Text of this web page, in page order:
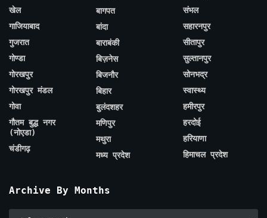
खेल
गाजियाबाद
गुजरात
गोण्डा
गोरखपुर
गोरखपुर मंडल
गोवा
गौतम बुद्ध नगर
(नोएडा)
चंडीगढ़
बागपत
बांदा
बाराबंकी
बिज़नेस
बिजनौर
बिहार
बुलंदशहर
मणिपुर
मथुरा
मध्य प्रदेश
संभल
सहारनपुर
सीतापुर
सुल्तानपुर
सोनभद्र
स्वास्थ्य
हमीरपुर
हरदोई
हरियाणा
हिमाचल प्रदेश
Archive By Months